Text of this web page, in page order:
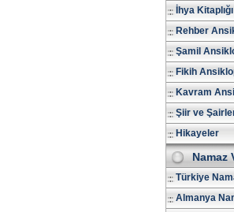
İhya Kitaplığı
Rehber
Şamil
Fikih
Kavram
Şiir ve
Hikayeler
Namaz
Türkiye
Almanya